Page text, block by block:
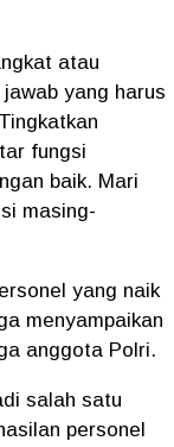
atau
yang harus
fungsi
baik. Mari
masing-
yang naik
menyampaikan
anggota Polri.
salah satu
personel